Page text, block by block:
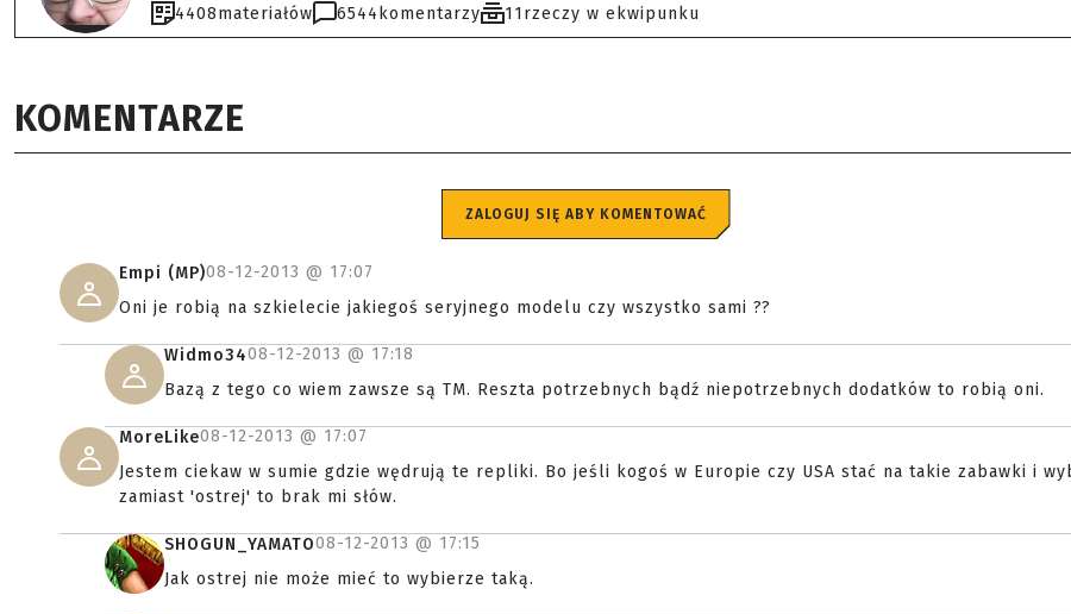
4408materiałów 6544 komentarzy 11rzeczy w ekwipunku
KOMENTARZE
ZALOGUJ SIĘ ABY KOMENTOWAĆ
Empi (MP)08-12-2013 @ 17:07
Oni je robią na szkielecie jakiegoś seryjnego modelu czy wszystko sami ??
Widmo3408-12-2013 @ 17:18
Bazą z tego co wiem zawsze są TM. Reszta potrzebnych bądź niepotrzebnych dodatków to robią oni.
MoreLike08-12-2013 @ 17:07
Jestem ciekaw w sumie gdzie wędrują te repliki. Bo jeśli kogoś w Europie czy USA stać na takie zabawki i
zamiast 'ostrej' to brak mi słów.
SHOGUN_YAMATO08-12-2013 @ 17:15
Jak ostrej nie może mieć to wybierze taką.